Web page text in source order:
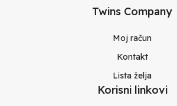
Twins Company
Moj račun
Kontakt
Lista želja
Korisni linkovi